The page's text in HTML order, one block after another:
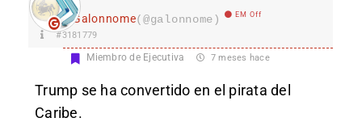
Galonnome(@galonnome) EM Off
#3181779
Miembro de Ejecutiva 7 meses hace
Trump se ha convertido en el pirata del
Caribe.